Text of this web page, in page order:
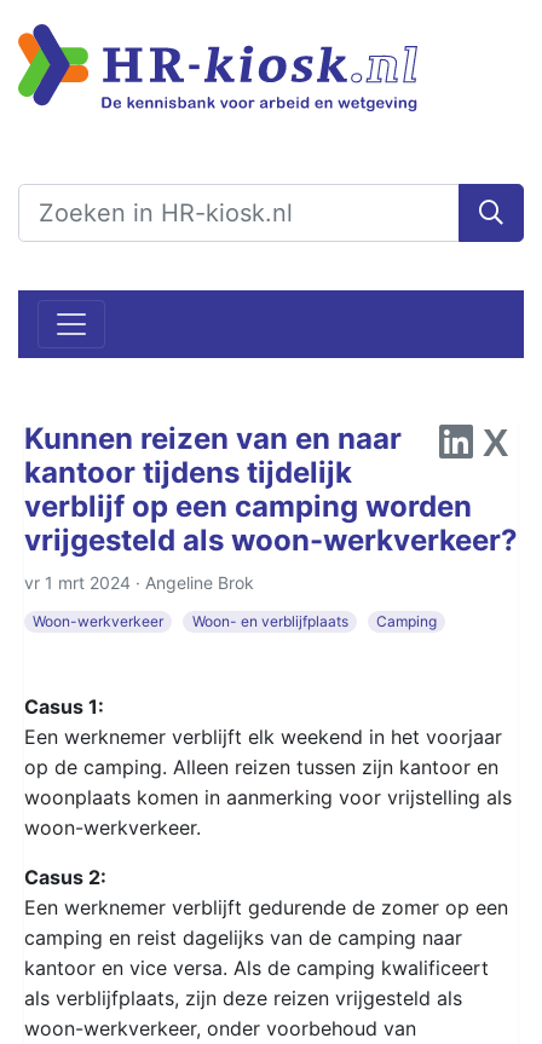
Kunnen reizen van en naar
kantoor tijdens tijdelijk
verblijf op een camping worden
vrijgesteld als woon-werkverkeer?
vr 1 mrt 2024 · Angeline Brok
Woon-werkverkeer Woon- en verblijfplaats Camping
Casus 1:
Een werknemer verblijft elk weekend in het voorjaar
op de camping. Alleen reizen tussen zijn kantoor en
woonplaats komen in aanmerking voor vrijstelling als
woon-werkverkeer.
Casus 2:
Een werknemer verblijft gedurende de zomer op een
camping en reist dagelijks van de camping naar
kantoor en vice versa. Als de camping kwalificeert
als verblijfplaats, zijn deze reizen vrijgesteld als
woon-werkverkeer, onder voorbehoud van